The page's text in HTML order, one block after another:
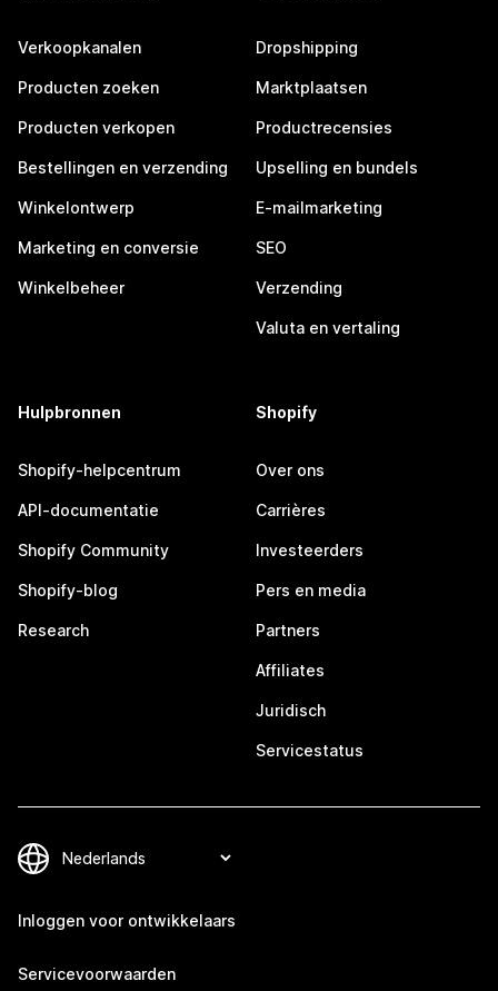
Verkoopkanalen
Producten zoeken
Producten verkopen
Bestellingen en verzending
Winkelontwerp
Marketing en conversie
Winkelbeheer
Dropshipping
Marktplaatsen
Productrecensies
Upselling en bundels
E-mailmarketing
SEO
Verzending
Valuta en vertaling
Hulpbronnen
Shopify-helpcentrum
API-documentatie
Shopify Community
Shopify-blog
Research
Shopify
Over ons
Carrières
Investeerders
Pers en media
Partners
Affiliates
Juridisch
Servicestatus
Inloggen voor ontwikkelaars
Servicevoorwaarden